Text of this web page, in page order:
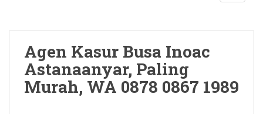
Agen Kasur Busa Inoac
Astanaanyar, Paling
Murah, WA 0878 0867 1989